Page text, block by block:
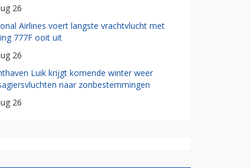
26
Airlines voert langste vrachtvlucht met
777F ooit uit
26
Luik krijgt komende winter weer
naar zonbestemmingen
26